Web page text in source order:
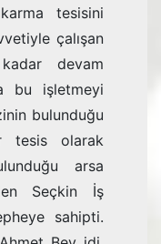
tesisini
çalışan
devam
bu işletmeyi
bulunduğu
tesis olarak
arsa
Seçkin İş
sahipti.